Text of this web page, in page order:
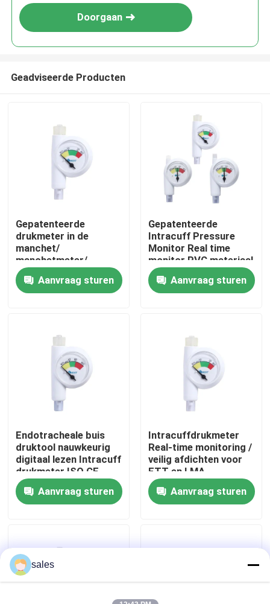
Thuis
Producten
Over ons
Fabrieksreis
Kwaliteitscontrole
Contacteer ons
ET Buisluchtroute
Laryngeal Maskerluchtroute
Doorgaan
Geadviseerde Producten
Gepatenteerde
drukmeter in de
manchet/
manchetmeter/
lumerconnector/
klasse I CE ISO13485
gecertificeerd
Aanvraag sturen
Gepatenteerde
Intracuff Pressure
Monitor Real time
monitor PVC materiaal
CE-marker Aanbod
OEM ODMAanvraag sturen
Endotracheale buis
druktool nauwkeurig
digitaal lezen Intracuff
drukmeter ISO CE
gecertificeerd
Aanvraag sturen
Intracuffdrukmeter
Real-time monitoring /
veilig afdichten voor
ETT en LMA
Aanvraag sturen
sales